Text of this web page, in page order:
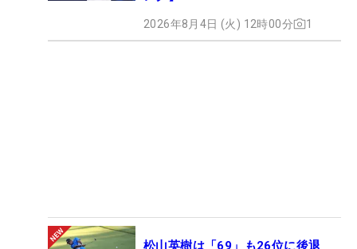
2026年8月4日 (火) 12時00分 1
松山英樹は「69」も26位に後退